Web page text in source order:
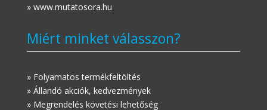
» www.mutatosora.hu
Miért minket válasszon?
» Folyamatos termékfeltöltés
» Állandó akciók, kedvezmények
» Megrendelés követési lehetőség